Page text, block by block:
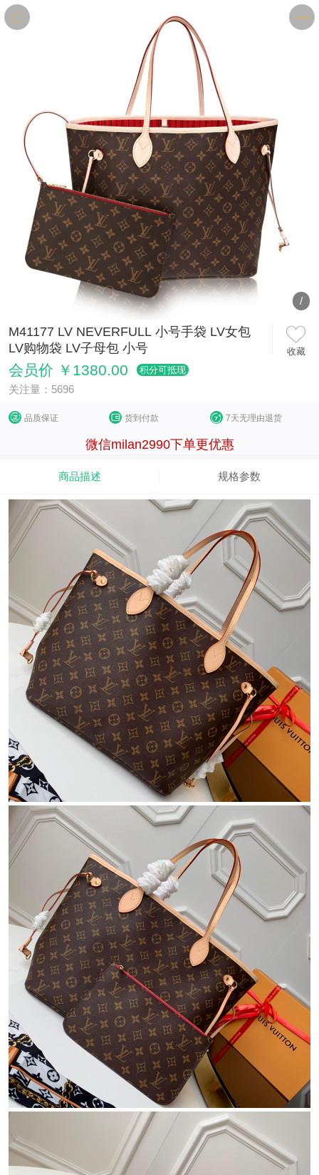
详情
/
M41177 LV NEVERFULL 小号手袋 LV女包
LV购物袋 LV子母包 小号
收藏
会员价 ￥1380.00 积分可抵现
关注量：5696
品质保证 货到付款 7天无理由退货
微信milan2990下单更优惠
商品描述 规格参数